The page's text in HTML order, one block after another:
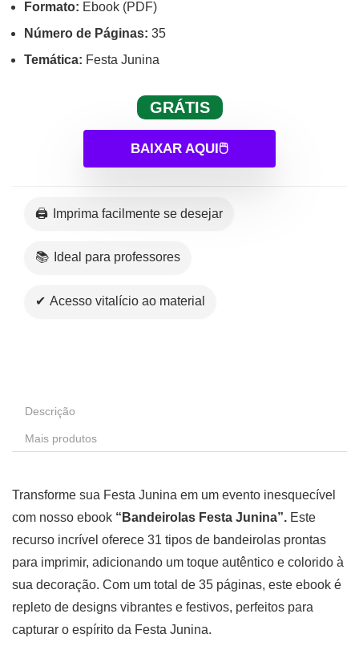
Formato: Ebook (PDF)
Número de Páginas: 35
Temática: Festa Junina
GRÁTIS
BAIXAR AQUI🖱️
🖨️ Imprima facilmente se desejar
📚 Ideal para professores
✔ Acesso vitalício ao material
Descrição
Mais produtos
Transforme sua Festa Junina em um evento inesquecível
com nosso ebook “Bandeirolas Festa Junina”. Este
recurso incrível oferece 31 tipos de bandeirolas prontas
para imprimir, adicionando um toque autêntico e colorido à
sua decoração. Com um total de 35 páginas, este ebook é
repleto de designs vibrantes e festivos, perfeitos para
capturar o espírito da Festa Junina.